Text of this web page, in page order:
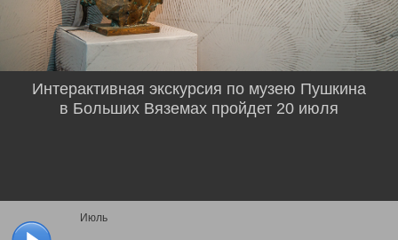
Июль
Интерактивная экскурсия по музею Пушкина
в Больших Вяземах пройдет 20 июля